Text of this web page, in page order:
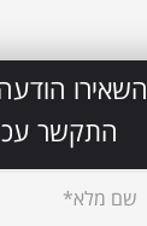
השאירו
התקשר